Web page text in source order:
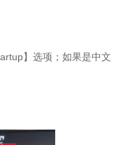
】选项；如果是中文